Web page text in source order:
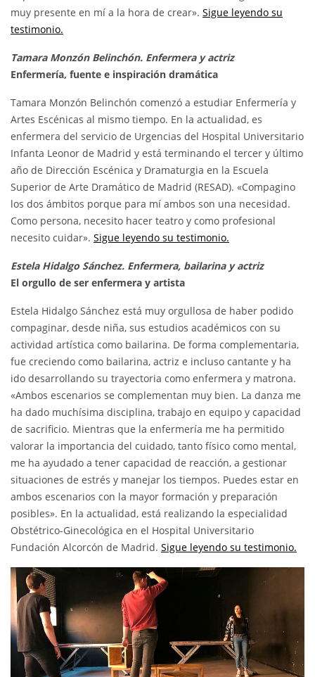
muy presente en mí a la hora de crear». Sigue leyendo su
testimonio.
Tamara Monzón Belinchón. Enfermera y actriz
Enfermería, fuente e inspiración dramática
Tamara Monzón Belinchón comenzó a estudiar Enfermería y
Artes Escénicas al mismo tiempo. En la actualidad, es
enfermera del servicio de Urgencias del Hospital Universitario
Infanta Leonor de Madrid y está terminando el tercer y último
año de Dirección Escénica y Dramaturgia en la Escuela
Superior de Arte Dramático de Madrid (RESAD). «Compagino
los dos ámbitos porque para mí ambos son una necesidad.
Como persona, necesito hacer teatro y como profesional
necesito cuidar». Sigue leyendo su testimonio.
Estela Hidalgo Sánchez. Enfermera, bailarina y actriz
El orgullo de ser enfermera y artista
Estela Hidalgo Sánchez está muy orgullosa de haber podido
compaginar, desde niña, sus estudios académicos con su
actividad artística como bailarina. De forma complementaria,
fue creciendo como bailarina, actriz e incluso cantante y ha
ido desarrollando su trayectoria como enfermera y matrona.
«Ambos escenarios se complementan muy bien. La danza me
ha dado muchísima disciplina, trabajo en equipo y capacidad
de sacrificio. Mientras que la enfermería me ha permitido
valorar la importancia del cuidado, tanto físico como mental,
me ha ayudado a tener capacidad de reacción, a gestionar
situaciones de estrés y manejar los tiempos. Puedes estar en
ambos escenarios con la mayor formación y preparación
posibles». En la actualidad, está realizando la especialidad
Obstétrico-Ginecológica en el Hospital Universitario
Fundación Alcorcón de Madrid. Sigue leyendo su testimonio.